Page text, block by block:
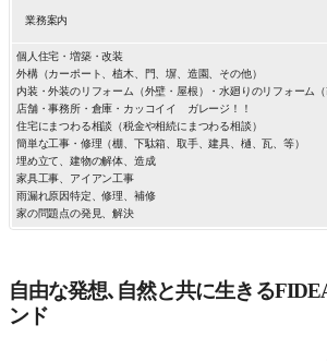
業務案内
個人住宅・増築・改装
外構（カーポート、植木、門、塀、造園、その他）
内装・外装のリフォーム（外壁・屋根）・水廻りのリフォーム（
店舗・事務所・倉庫・カッコイイ ガレージ！！
住宅にまつわる相談（税金や相続にまつわる相談）
簡単な工事・修理（棚、下駄箱、取手、建具、樋、瓦、等）
埋め立て、建物の解体、造成
家具工事、アイアン工事
雨漏れ原因特定、修理、補修
家の問題点の発見、解決
自由な発想､自然と共に生きる
ンド